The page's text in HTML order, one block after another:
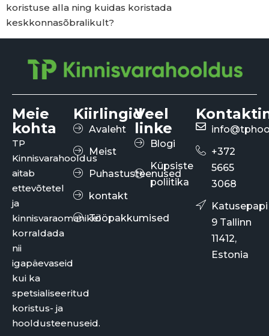
koristuse alla ning kuidas koristada
keskkonnasõbralikult?
Meie
kohta
TP
Kinnisvarahooldus
aitab
ettevõtetel
ja
kinnisvaraomanikel
korraldada
nii
igapäevaseid
kui ka
spetsialiseeritud
koristus- ja
hooldusteenuseid.
Kiirlingid
Avaleht
Meist
Puhastusteenused
kontakt
Tööpakkumised
Veel
linke
Blogi
Küpsiste
poliitika
+372
5665
3068
Katusepapi
9 Tallinn
11412,
Estonia